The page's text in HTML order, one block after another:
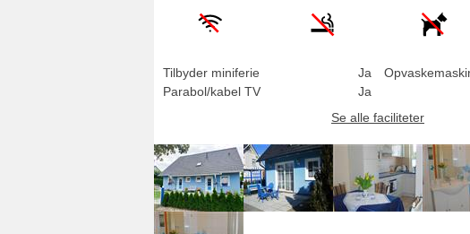
Tilbyder miniferie
Ja
Parabol/kabel TV
Ja
Se alle faciliteter